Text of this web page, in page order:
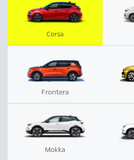
Corsa
Frontera
Mokka